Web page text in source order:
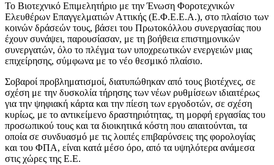
Το Βιοτεχνικό Επιμελητήριο με την Ένωση Φοροτεχνικών
Ελευθέρων Επαγγελματιών Αττικής (Ε.Φ.Ε.Ε.Α.), στο πλαίσιο των
κοινών δράσεών τους, βάσει του Πρωτοκόλλου συνεργασίας που
έχουν συνάψει, παρουσίασαν, με τη βοήθεια επιστημονικών
συνεργατών, όλο το πλέγμα των υποχρεωτικών ενεργειών μιας
επιχείρησης, σύμφωνα με το νέο θεσμικό πλαίσιο.
Σοβαροί προβληματισμοί, διατυπώθηκαν από τους βιοτέχνες, σε
σχέση με την δυσκολία τήρησης των νέων ρυθμίσεων ιδιαιτέρως
για την ψηφιακή κάρτα και την πίεση των εργοδοτών, σε σχέση
κυρίως, με το αντικείμενο δραστηριότητας, τη μορφή εργασίας του
προσωπικού τους και τα διοικητικά κόστη που απαιτούνται, τα
οποία σε συνδυασμό με τις λοιπές επιβαρύνσεις της φορολογίας
και του ΦΠΑ, είναι κατά μέσο όρο, από τα υψηλότερα ανάμεσα
στις χώρες της Ε.Ε.